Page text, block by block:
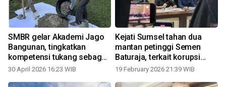
SMBR gelar Akademi Jago
Bangunan, tingkatkan
kompetensi tukang sebagai
influencer pemilihan
30 April 2026 16:23 WIB
Kejati Sumsel tahan dua
mantan petinggi Semen
Baturaja, terkait korupsi
Rp74,3 miliar
19 February 2026 21:39 WIB